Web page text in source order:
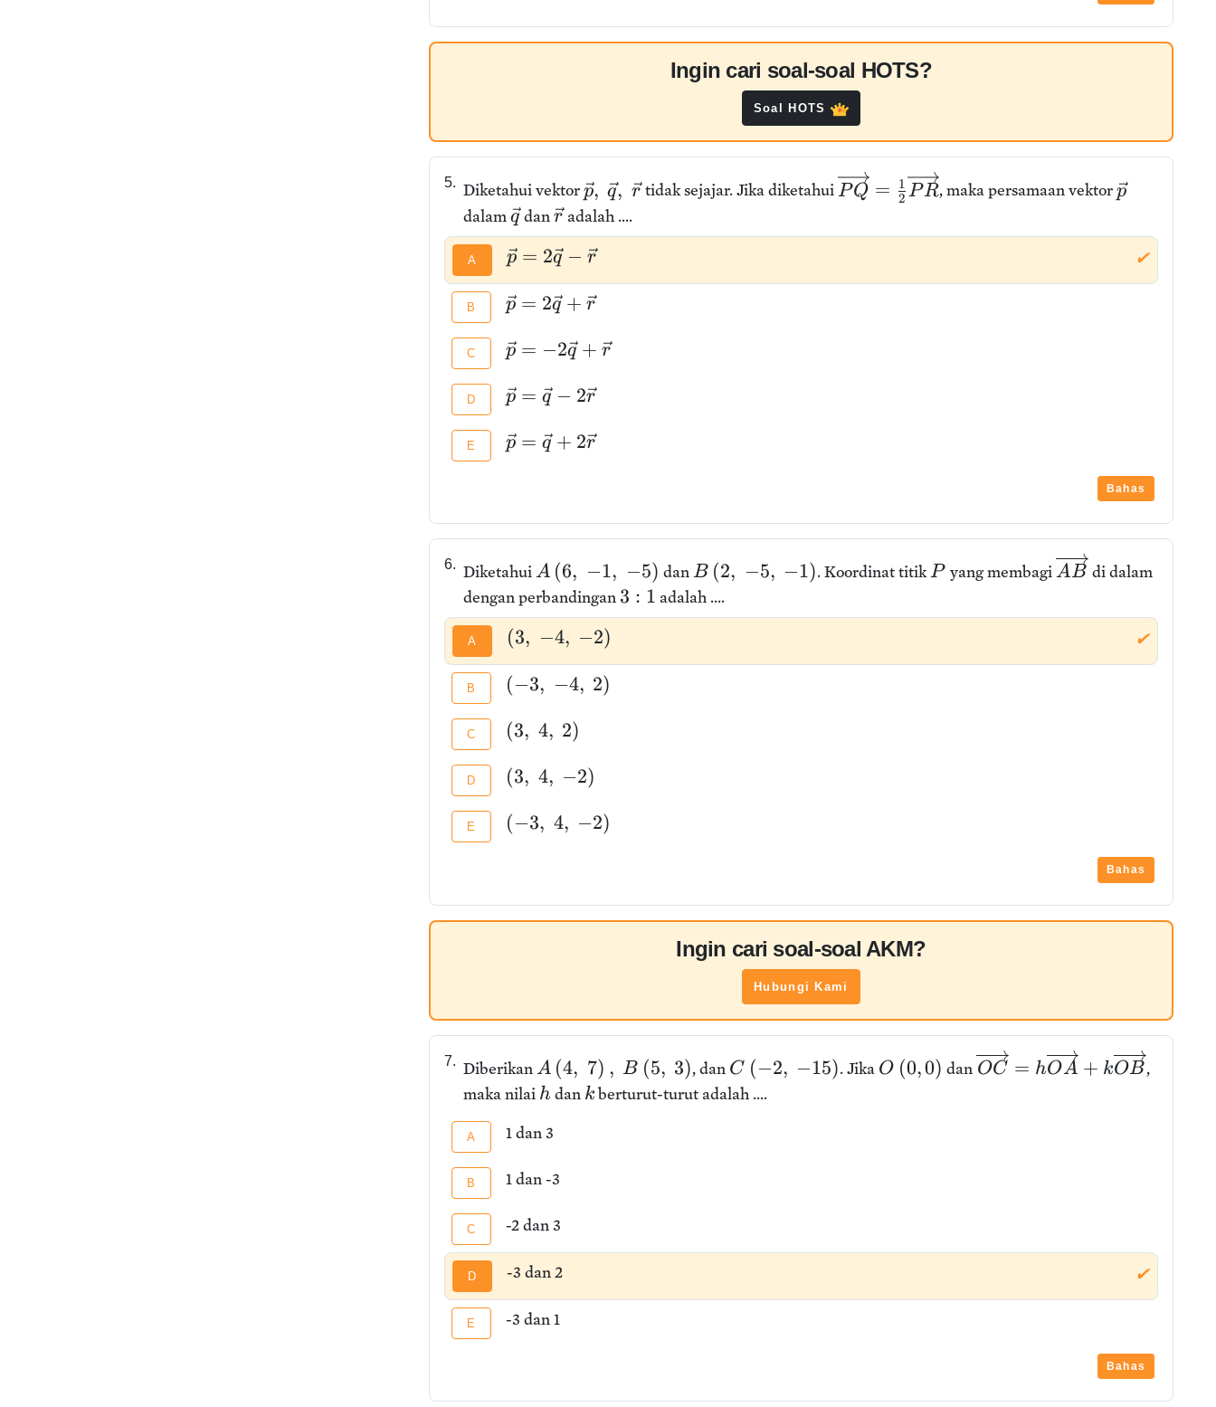
Ingin cari soal-soal HOTS?
Soal HOTS
5. Diketahui vektorp, q, rtidak sejajar. Jika diketahui PQ = 2
1 PR, maka persamaan vektorp
dalamqdanradalah ....
A ✔
p = 2q − r
B p = 2q + r
C p = −2q + r
D p = q − 2r
E p = q + 2r
Bahas
6. DiketahuiA (6, −1, −5) danB (2, −5, −1). Koordinat titikP yang membagiAB di dalam
dengan perbandingan 3 : 1 adalah ....
A ✔
(3, −4, −2)
B (−3, −4, 2)
C (3, 4, 2)
D (3, 4, −2)
E (−3, 4, −2)
Bahas
Ingin cari soal-soal AKM?
Hubungi Kami
7. DiberikanA (4, 7) , B (5, 3), dan C (−2, −15). Jika O (0,0) dan OC = hOA + kOB,
maka nilai h dan k berturut-turut adalah ....
A 1 dan 3
B 1 dan -3
C -2 dan 3
D ✔
-3 dan 2
E -3 dan 1
Bahas